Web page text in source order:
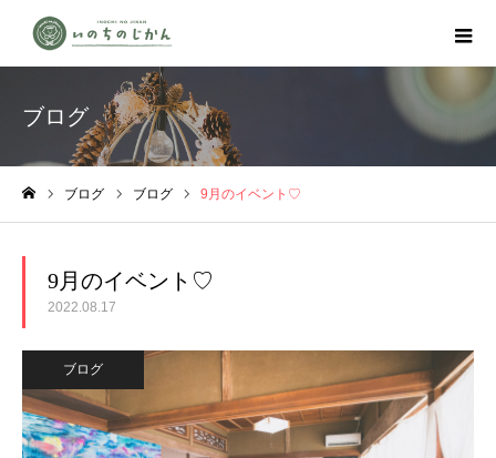
ブログ
ブログ ブログ 9月のイベント♡
9月のイベント♡
2022.08.17
ブログ